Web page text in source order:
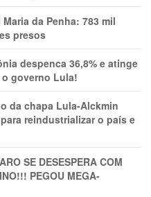
da Penha: 783 mil
presos
despenca 36,8% e atinge
o governo Lula!
da chapa Lula-Alckmin
reindustrializar o país e
SE DESESPERA COM
PEGOU MEGA-